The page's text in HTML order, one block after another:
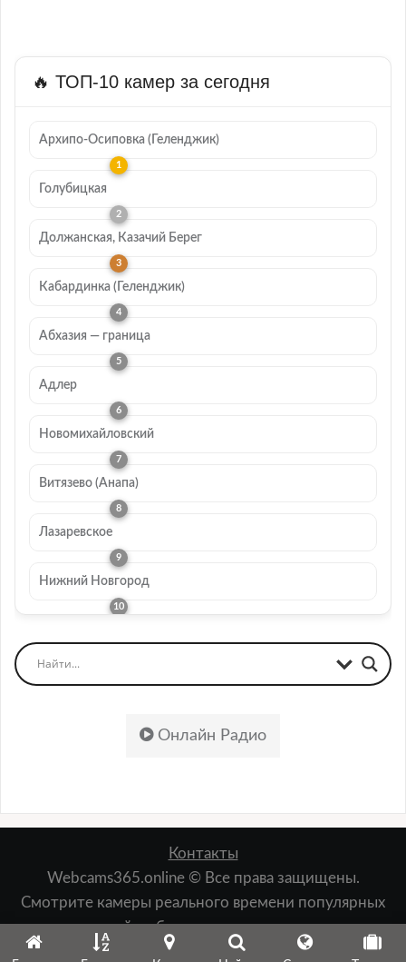
🔥 ТОП-10 камер за сегодня
Архипо-Осиповка (Геленджик)
Голубицкая
Должанская, Казачий Берег
Кабардинка (Геленджик)
Абхазия — граница
Адлер
Новомихайловский
Витязево (Анапа)
Лазаревское
Нижний Новгород
Онлайн Радио
Контакты
Webcams365.online © Все права защищены.
Смотрите камеры реального времени популярных
мест: пляжей, набережных, лыжных курортов,
зданий, природы и т.д.